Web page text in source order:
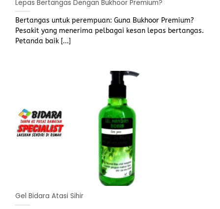
Lepas Bertangas Dengan Bukhoor Premium?
Bertangas untuk perempuan: Guna Bukhoor Premium?
Pesakit yang menerima pelbagai kesan lepas bertangas.
Petanda baik [...]
Gel Bidara Atasi Sihir